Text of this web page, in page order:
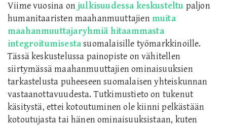
Viime vuosina on julkisuudessa keskusteltu paljon
humanitaaristen maahanmuuttajien muita
maahanmuuttajaryhmiä hitaammasta
integroitumisestasuomalaisille työmarkkinoille.
Tässä keskustelussa painopiste on vähitellen
siirtymässä maahanmuuttajien ominaisuuksien
tarkastelusta puheeseen suomalaisen yhteiskunnan
vastaanottavuudesta. Tutkimustieto on tukenut
käsitystä, ettei kotoutuminen ole kiinni pelkästään
kotoutujasta tai hänen ominaisuuksistaan, kuten